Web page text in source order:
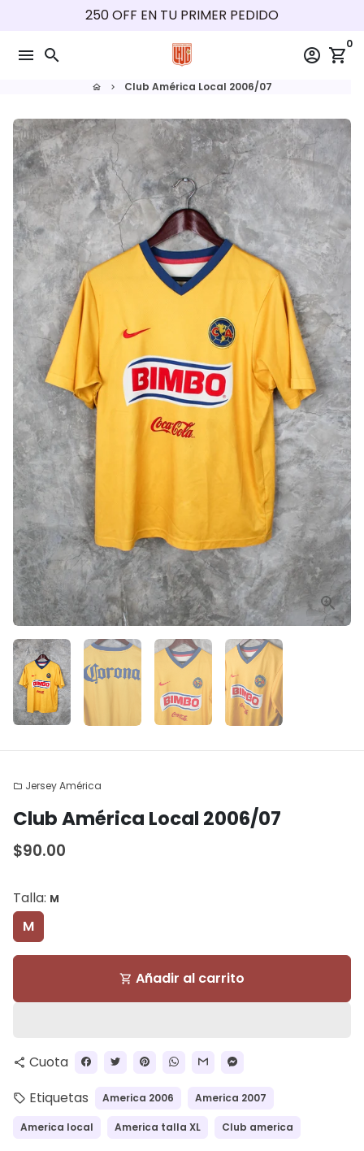
contenido
250 OFF EN TU PRIMER PEDIDO
menu search account_circle shopping_cart
0
home keyboard_arrow_right Club América Local 2006/07
folder Jersey América
Club América Local 2006/07
$90.00
Talla: M
M
shopping_cart Añadir al carrito
share Cuota
local_offer Etiquetas America 2006 America 2007
America local America talla XL Club america